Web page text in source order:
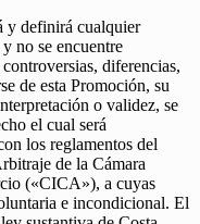
y definirá cualquier
no se encuentre
diferencias,
de esta Promoción, su
o validez, se
el cual será
los reglamentos del
de la Cámara
(«CICA»), a cuyas
e incondicional. El